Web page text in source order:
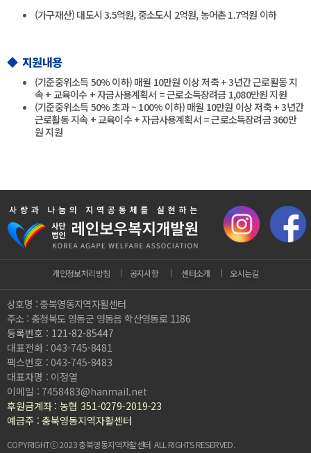
(가구재산) 대도시 3.5억원, 중소도시 2억원, 농어촌 1.7억원 이하
◆ 지원내용
(기준중위소득 50% 이하) 매월 10만원 이상 저축 + 3년간 근로활동 지
속 + 교육이수 + 자금사용계획서 = 근로소득장려금 1,080만원 지원
(기준중위소득 50% 초과 ~ 100% 이하) 매월 10만원 이상 저축 + 3년간
근로활동 지속 + 교육이수 + 자금사용계획서 = 근로소득장려금 360만
원 지원
개인정보처리방침 ｜ 공지사항 ｜ 센터소개 ｜ 오시는길
상호명 : 충북영동지역자활센터
주소 : 충청북도 영동군 영동읍 학산영동로 1186
등록번호 : 121-82-85447
대표전화 : 043-745-8481
팩스번호 : 043-745-8483
대표자명 : 이정열
이메일 : 7458483@hanmail.net
후원금계좌 : 농협 351-0279-2019-23
예금주 : 충북영동지역자활센터
COPYRIGHTⓒ 2023 충북영동지역자활센터 ALL RIGHTS RESERVED.